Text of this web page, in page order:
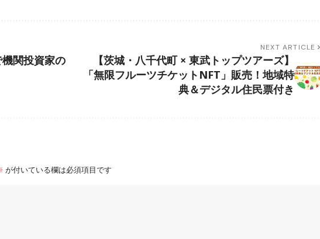
関投資家の
NEXT ARTICLE
【茨城・八千代町 × 東武トップツアーズ】
「無限フルーツチケットNFT」販売！地域特
典＆デジタル住民票付き
が付いている欄は必須項目です